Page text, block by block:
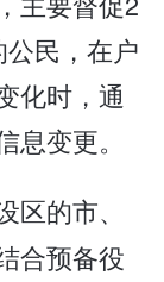
民，在户
化时，通
变更。
的市、
合预备役